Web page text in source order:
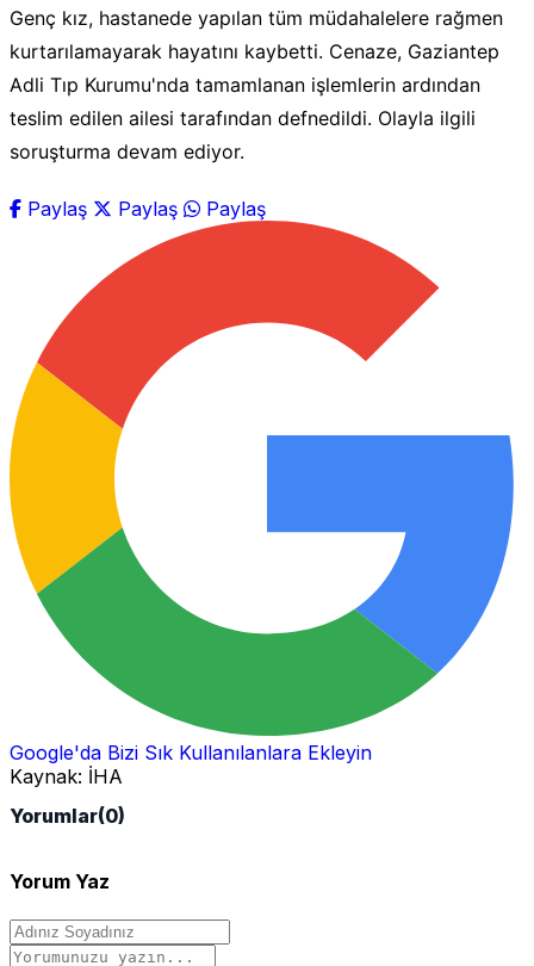
Genç kız, hastanede yapılan tüm müdahalelere rağmen
kurtarılamayarak hayatını kaybetti. Cenaze, Gaziantep
Adli Tıp Kurumu'nda tamamlanan işlemlerin ardından
teslim edilen ailesi tarafından defnedildi. Olayla ilgili
soruşturma devam ediyor.
Paylaş Paylaş Paylaş
Google'da Bizi Sık Kullanılanlara Ekleyin
Kaynak: İHA
Yorumlar(0)
Yorum Yaz